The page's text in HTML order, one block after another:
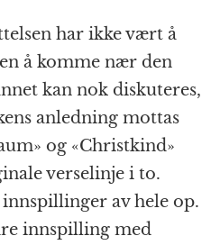
har ikke vært å
å komme nær den
kan nok diskuteres,
anledning mottas
og «Christkind»
verselinje i to.
av hele op.
innspilling med